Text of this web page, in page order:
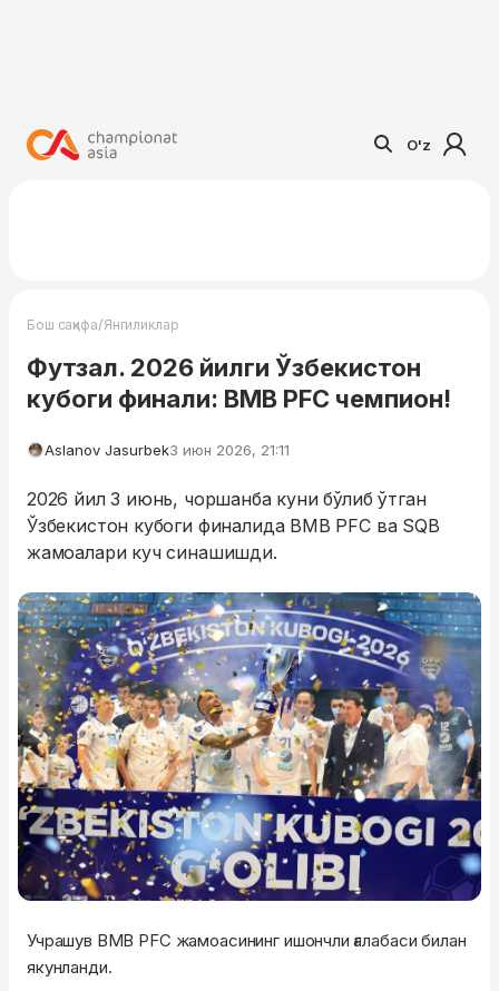
O'z
Бош саҳифа/Янгиликлар
Футзал. 2026 йилги Ўзбекистон
кубоги финали: BMB PFC чемпион!
Aslanov Jasurbek3 июн 2026, 21:11
2026 йил 3 июнь, чоршанба куни бўлиб ўтган
Ўзбекистон кубоги финалида BMB PFC ва SQB
жамоалари куч синашишди.
Учрашув BMB PFC жамоасининг ишончли ғалабаси билан
якунланди.